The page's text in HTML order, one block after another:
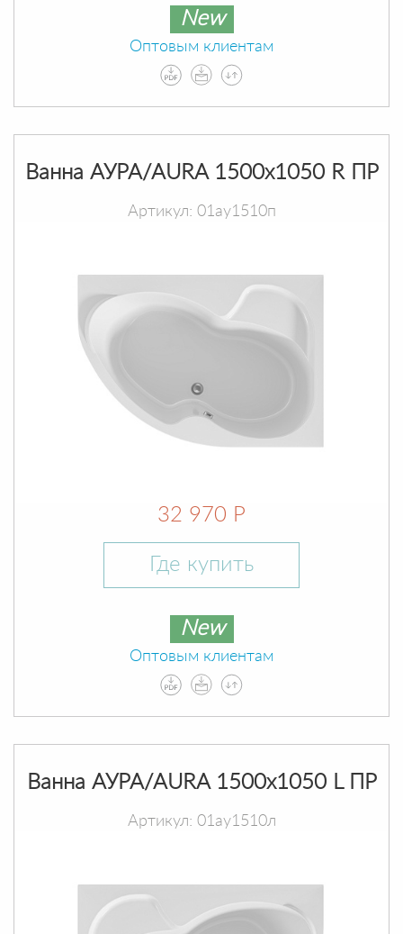
New
Оптовым клиентам
Ванна АУРА/AURA 1500х1050 R ПР
Артикул: 01ау1510п
32 970 Р
Где купить
New
Оптовым клиентам
Ванна АУРА/AURA 1500х1050 L ПР
Артикул: 01ау1510л